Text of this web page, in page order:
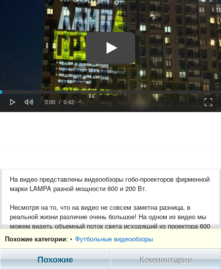
Current
0:00 / Duration
0:42
На видео представлены видеообзоры гобо-проекторов фирменной
марки LAMPA разной мощности 600 и 200 Вт.
Несмотря на то, что на видео не совсем заметна разница, в
реальной жизни различие очень большое! На одном из видео мы
можем видеть объемный поток света исходящий из проектора 600
Вт . Использовалась также 10 градусная оптика, что позволяет
сделать изображение невероятно ярким и четким, так как
Похожие категории: • Футбольные видеообзоры
Похожие Комментарии